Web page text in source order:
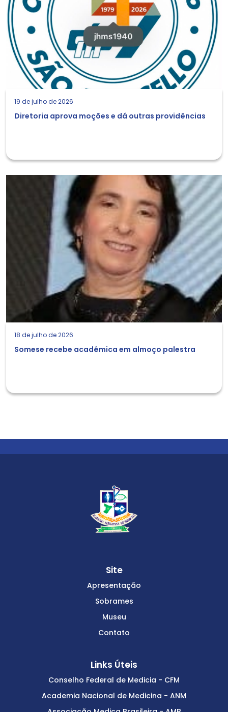
19 de julho de 2026
Diretoria aprova moções e dá outras providências
18 de julho de 2026
Somese recebe acadêmica em almoço palestra
Site
Apresentação
Sobrames
Museu
Contato
Links Úteis
Conselho Federal de Medicia - CFM
Academia Nacional de Medicina - ANM